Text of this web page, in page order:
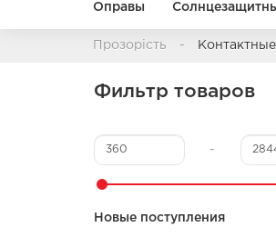
Оправы
АВИАТОРЫ
Пол
Детские
АВИАТОРЫ
Пол
Детские
Режим замены
1 месяц
6-12 месяцев
Прозорість
Фильтр товаров
-
Новые поступления